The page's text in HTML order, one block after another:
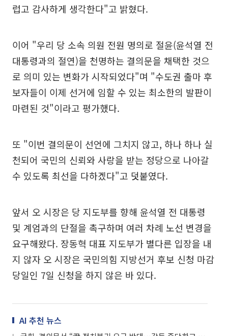
럽고 감사하게 생각한다"고 밝혔다.
이어 "우리 당 소속 의원 전원 명의로 절윤(윤석열 전
대통령과의 절연)을 천명하는 결의문을 채택한 것으
로 의미 있는 변화가 시작되었다"며 "수도권 출마 후
보자들이 이제 선거에 임할 수 있는 최소한의 발판이
마련된 것"이라고 평가했다.
또 "이번 결의문이 선언에 그치지 않고, 하나 하나 실
천되어 국민의 신뢰와 사랑을 받는 정당으로 나아갈
수 있도록 최선을 다하겠다"고 덧붙였다.
앞서 오 시장은 당 지도부를 향해 윤석열 전 대통령
및 계엄과의 단절을 촉구하며 여러 차례 노선 변경을
요구해왔다. 장동혁 대표 지도부가 별다른 입장을 내
지 않자 오 시장은 국민의힘 지방선거 후보 신청 마감
당일인 7일 신청을 하지 않은 바 있다.
AI 추천 뉴스